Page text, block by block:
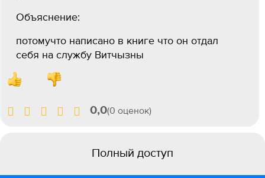
Объяснение:
потомучто написано в книге что он отдал
себя на службу Витчызны
0,0(0 оценок)
Полный доступ